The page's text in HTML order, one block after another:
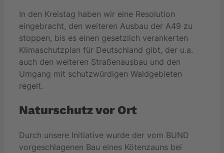
In den Kreistag haben wir eine Resolution
eingebracht, den weiteren Ausbau der A49 zu
stoppen, bis es einen gesetzlich verankerten
Klimaschutzplan für Deutschland gibt, der u.a.
auch den weiteren Straßenausbau und den
Umgang mit schutzwürdigen Waldgebieten
regelt.
Naturschutz vor Ort
Durch unsere Initiative wurde der vom BUND
vorgeschlagenen Bau eines Kötenzauns bei